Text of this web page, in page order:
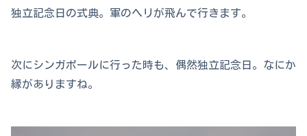
独立記念日の式典。軍のヘリが飛んで行きます。
次にシンガポールに行った時も、偶然独立記念日。なにか
縁がありますね。